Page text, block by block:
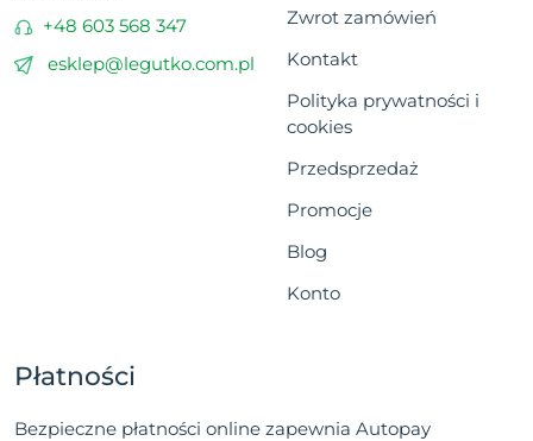
+48 603 568 347
esklep@legutko.com.pl
Zwrot zamówień
Kontakt
Polityka prywatności i
cookies
Przedsprzedaż
Promocje
Blog
Konto
Płatności
Bezpieczne płatności online zapewnia Autopay